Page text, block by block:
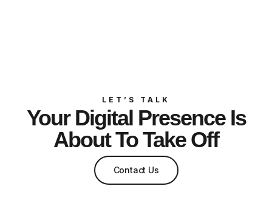
LET’S TALK
Your Digital Presence Is
About To Take Off
Contact Us